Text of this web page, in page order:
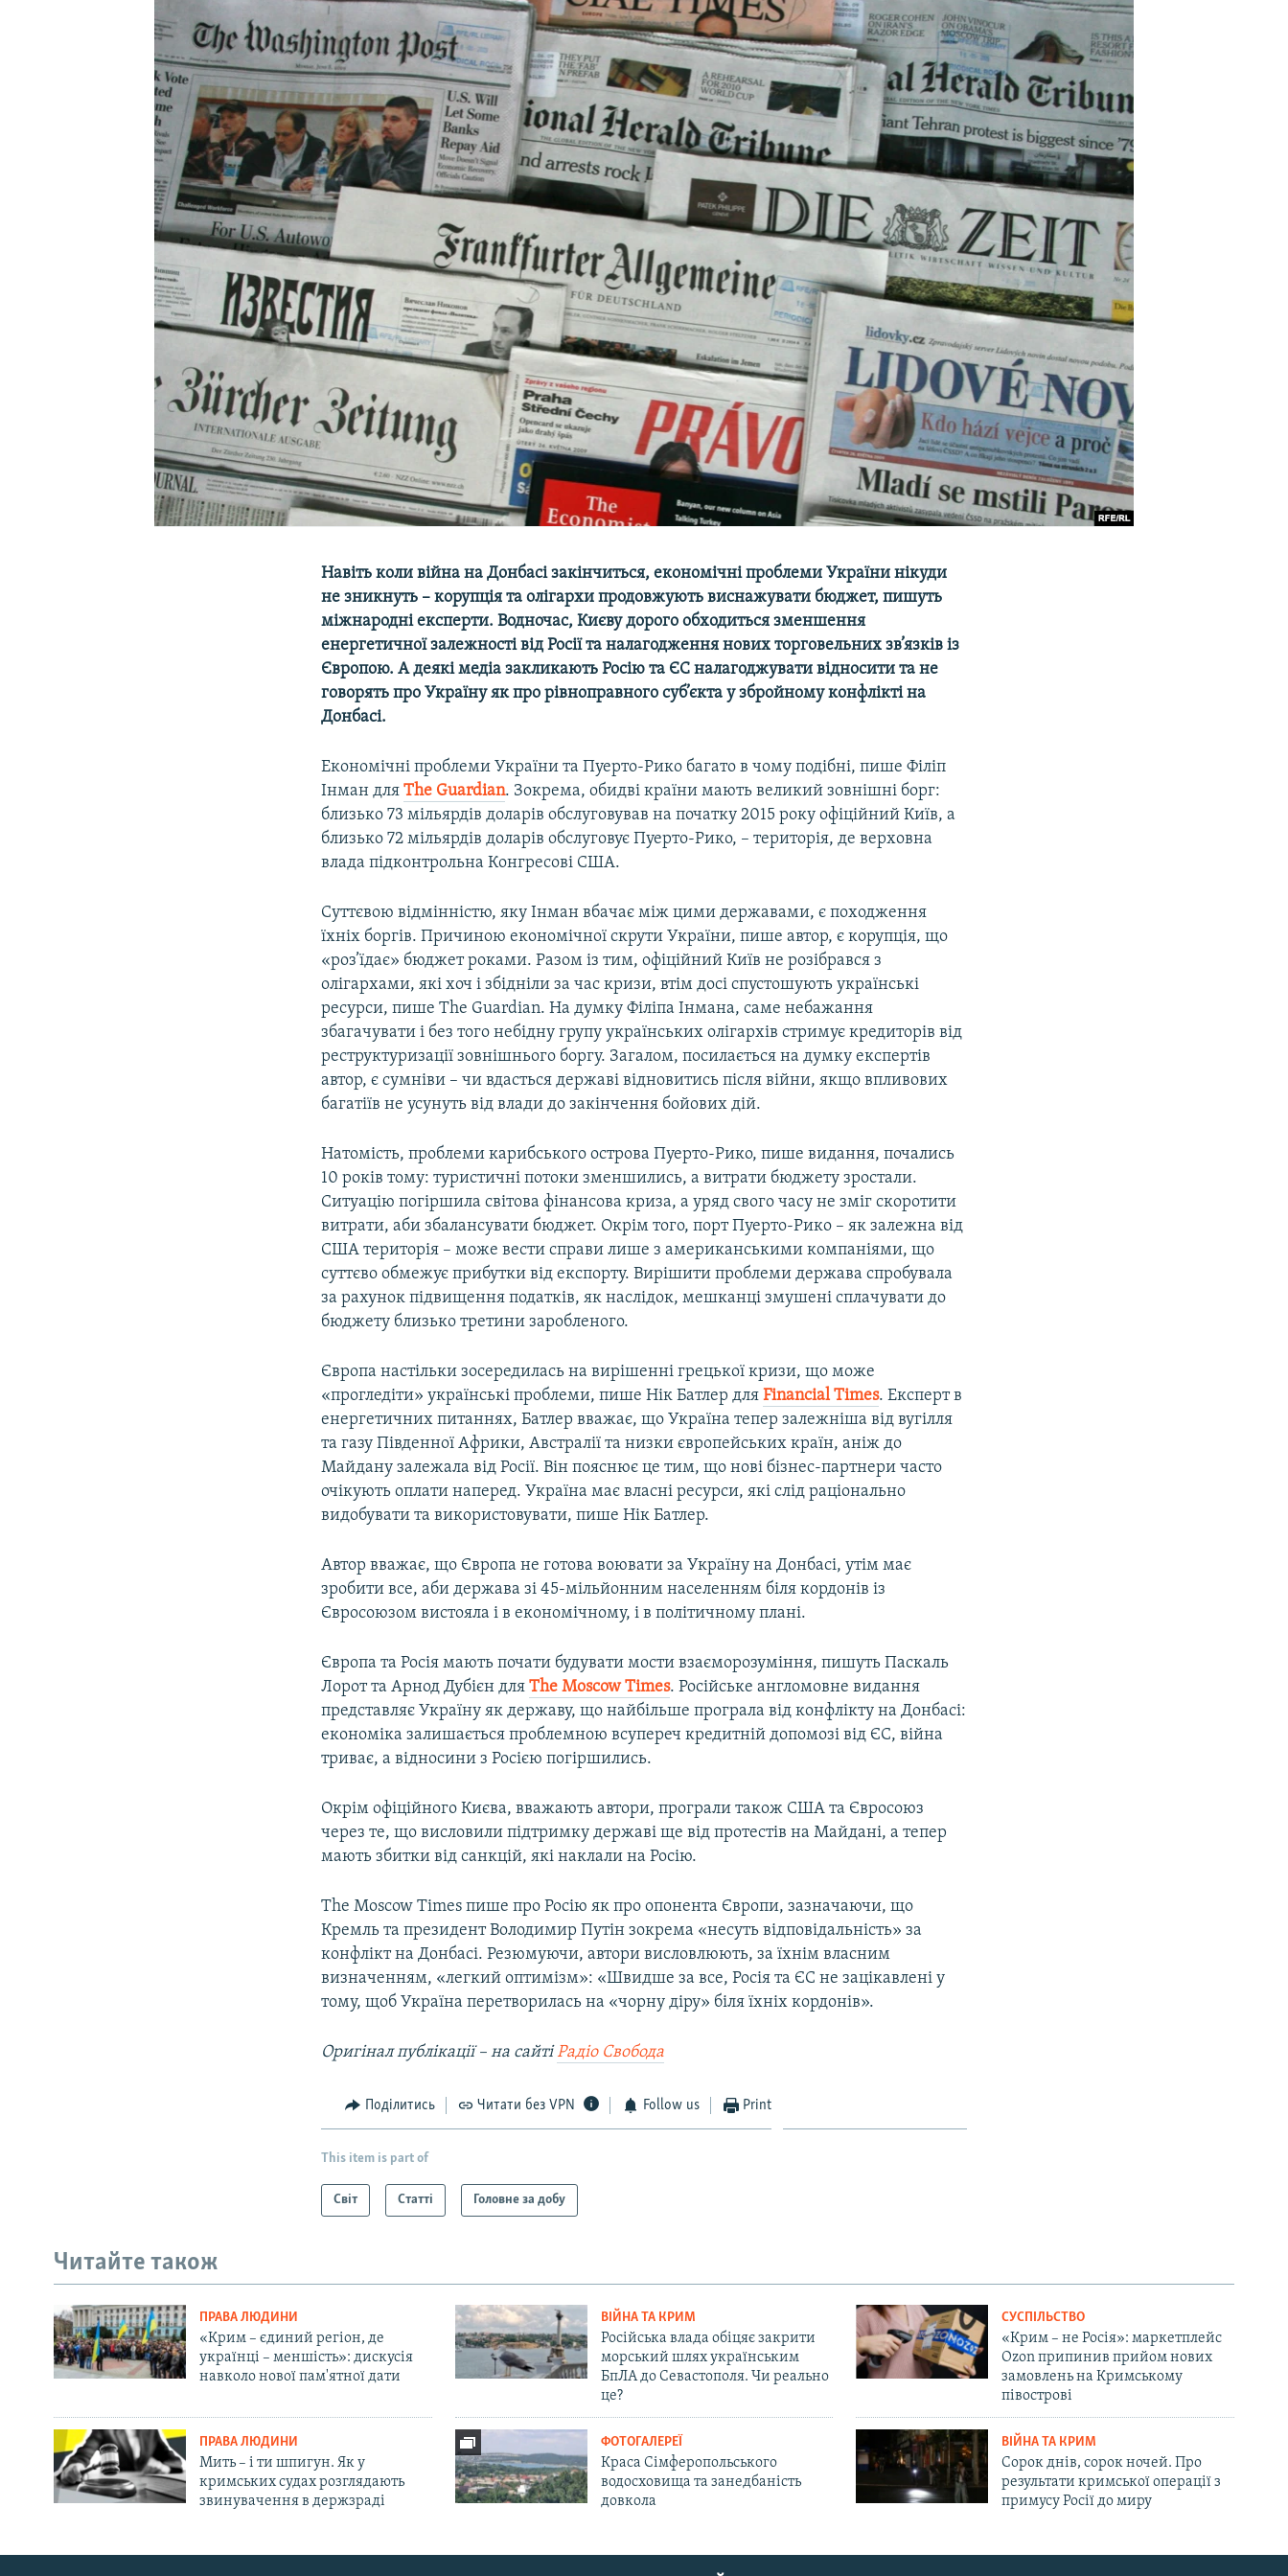
УКРАЇНСЬКА ПРОБЛЕМА КРИМУ
Русский
Навіть коли війна на Донбасі закінчиться, економічні проблеми України нікуди
не зникнуть – корупція та олігархи продовжують виснажувати бюджет, пишуть
міжнародні експерти. Водночас, Києву дорого обходиться зменшення
енергетичної залежності від Росії та налагодження нових торговельних зв’язків із
Європою. А деякі медіа закликають Росію та ЄС налагоджувати відносити та не
говорять про Україну як про рівноправного суб’єкта у збройному конфлікті на
Донбасі.
Економічні проблеми України та Пуерто-Рико багато в чому подібні, пише Філіп
Інман дляThe Guardian. Зокрема, обидві країни мають великий зовнішні борг:
близько 73 мільярдів доларів обслуговував на початку 2015 року офіційний Київ, а
близько 72 мільярдів доларів обслуговує Пуерто-Рико, – територія, де верховна
влада підконтрольна Конгресові США.
Суттєвою відмінністю, яку Інман вбачає між цими державами, є походження
їхніх боргів. Причиною економічної скрути України, пише автор, є корупція, що
«роз’їдає» бюджет роками. Разом із тим, офіційний Київ не розібрався з
олігархами, які хоч і збідніли за час кризи, втім досі спустошують українські
ресурси, пише The Guardian. На думку Філіпа Інмана, саме небажання
збагачувати і без того небідну групу українських олігархів стримує кредиторів від
реструктуризації зовнішнього боргу. Загалом, посилається на думку експертів
автор, є сумніви – чи вдасться державі відновитись після війни, якщо впливових
багатіїв не усунуть від влади до закінчення бойових дій.
Натомість, проблеми карибського острова Пуерто-Рико, пише видання, почались
10 років тому: туристичні потоки зменшились, а витрати бюджету зростали.
Ситуацію погіршила світова фінансова криза, а уряд свого часу не зміг скоротити
витрати, аби збалансувати бюджет. Окрім того, порт Пуерто-Рико – як залежна від
США територія – може вести справи лише з американськими компаніями, що
суттєво обмежує прибутки від експорту. Вирішити проблеми держава спробувала
за рахунок підвищення податків, як наслідок, мешканці змушені сплачувати до
бюджету близько третини заробленого.
Європа настільки зосередилась на вирішенні грецької кризи, що може
«прогледіти» українські проблеми, пише Нік Батлер дляFinancial Times. Експерт в
енергетичних питаннях, Батлер вважає, що Україна тепер залежніша від вугілля
та газу Південної Африки, Австралії та низки європейських країн, аніж до
Майдану залежала від Росії. Він пояснює це тим, що нові бізнес-партнери часто
очікують оплати наперед. Україна має власні ресурси, які слід раціонально
видобувати та використовувати, пише Нік Батлер.
Автор вважає, що Європа не готова воювати за Україну на Донбасі, утім має
зробити все, аби держава зі 45-мільйонним населенням біля кордонів із
Євросоюзом вистояла і в економічному, і в політичному плані.
Європа та Росія мають почати будувати мости взаєморозуміння, пишуть Паскаль
Лорот та Арнод Дубієн дляThe Moscow Times. Російське англомовне видання
представляє Україну як державу, що найбільше програла від конфлікту на Донбасі:
економіка залишається проблемною всупереч кредитній допомозі від ЄС, війна
триває, а відносини з Росією погіршились.
Окрім офіційного Києва, вважають автори, програли також США та Євросоюз
через те, що висловили підтримку державі ще від протестів на Майдані, а тепер
мають збитки від санкцій, які наклали на Росію.
The Moscow Times пише про Росію як про опонента Європи, зазначаючи, що
Кремль та президент Володимир Путін зокрема «несуть відповідальність» за
конфлікт на Донбасі. Резюмуючи, автори висловлюють, за їхнім власним
визначенням, «легкий оптимізм»: «Швидше за все, Росія та ЄС не зацікавлені у
тому, щоб Україна перетворилась на «чорну діру» біля їхніх кордонів».
Оригінал публікації – на сайтіРадіо Свобода
Поділитись Читати без VPN Follow us Print
This item is part of
Світ Статті Головне за добу
Читайте також
ПРАВА ЛЮДИНИ
«Крим – єдиний регіон, де
українці – меншість»: дискусія
навколо нової пам'ятної дати
ВІЙНА ТА КРИМ
Російська влада обіцяє закрити
морський шлях українським
БпЛА до Севастополя. Чи реально
це?
СУСПІЛЬСТВО
«Крим – не Росія»: маркетплейс
Ozon припинив прийом нових
замовлень на Кримському
півострові
ПРАВА ЛЮДИНИ
Мить – і ти шпигун. Як у
кримських судах розглядають
звинувачення в держзраді
ФОТОГАЛЕРЕЇ
Краса Сімферопольського
водосховища та занедбаність
довкола
ВІЙНА ТА КРИМ
Сорок днів, сорок ночей. Про
результати кримської операції з
примусу Росії до миру